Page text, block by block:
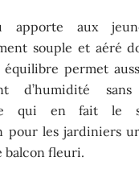
apporte aux
souple et aéré
équilibre permet
d’humidité
qui en fait le
pour les jardiniers
balcon fleuri.